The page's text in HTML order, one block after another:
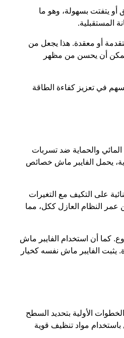
أو يتفتت بسهولة، وهو ما
المستقبلية.
أو معقدة. هذا يجعل من
يمكن أن يحسن من مظهر
في تعزيز كفاءة الطاقة
والحماية ضد تسربات
يحمل الفايبر ماش خصائص
على التكيف مع التغيرات
عمر النظام العازل ككل، مما
كما أن استخدام الفايبر ماش
يثبت الفايبر ماش نفسه كخيار
الأولية بتحديد السطح
مواد تنظيف قوية